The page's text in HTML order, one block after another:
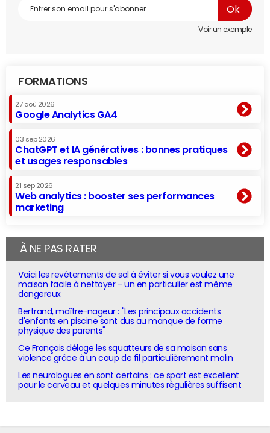
Voir un exemple
FORMATIONS
27 aoû 2026
Google Analytics GA4
03 sep 2026
ChatGPT et IA génératives : bonnes pratiques
et usages responsables
21 sep 2026
Web analytics : booster ses performances
marketing
À NE PAS RATER
Voici les revêtements de sol à éviter si vous voulez une
maison facile à nettoyer - un en particulier est même
dangereux
Bertrand, maître-nageur : "Les principaux accidents
d'enfants en piscine sont dus au manque de forme
physique des parents"
Ce Français déloge les squatteurs de sa maison sans
violence grâce à un coup de fil particulièrement malin
Les neurologues en sont certains : ce sport est excellent
pour le cerveau et quelques minutes régulières suffisent